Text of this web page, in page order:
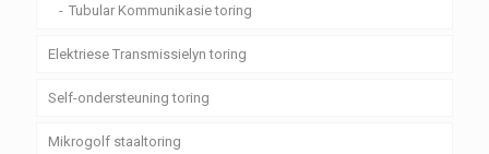
Tubular Kommunikasie toring
Elektriese Transmissielyn toring
Self-ondersteuning toring
Mikrogolf staaltoring